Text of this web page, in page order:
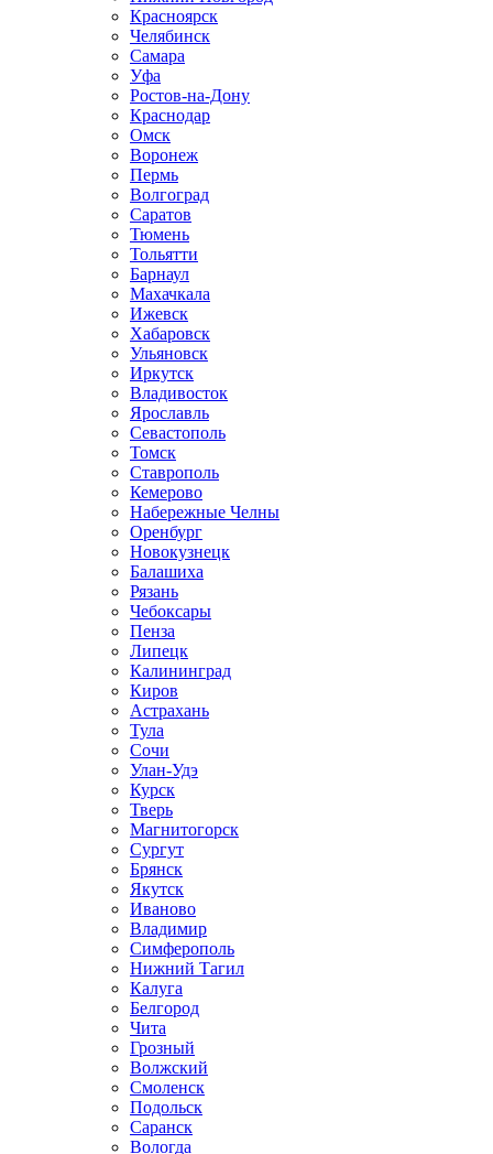
Красноярск
Челябинск
Самара
Уфа
Ростов-на-Дону
Краснодар
Омск
Воронеж
Пермь
Волгоград
Саратов
Тюмень
Тольятти
Барнаул
Махачкала
Ижевск
Хабаровск
Ульяновск
Иркутск
Владивосток
Ярославль
Севастополь
Томск
Ставрополь
Кемерово
Набережные Челны
Оренбург
Новокузнецк
Балашиха
Рязань
Чебоксары
Пенза
Липецк
Калининград
Киров
Астрахань
Тула
Сочи
Улан-Удэ
Курск
Тверь
Магнитогорск
Сургут
Брянск
Якутск
Иваново
Владимир
Симферополь
Нижний Тагил
Калуга
Белгород
Чита
Грозный
Волжский
Смоленск
Подольск
Саранск
Вологда